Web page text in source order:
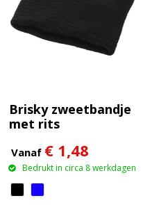
Brisky zweetbandje
met rits
Vanaf € 1,48
Bedrukt in circa 8 werkdagen